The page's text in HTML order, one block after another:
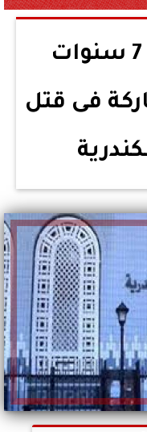
السجن المشدد 7 سنوات
فى قتل